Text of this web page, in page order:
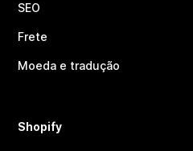
SEO
Frete
Moeda e tradução
Shopify